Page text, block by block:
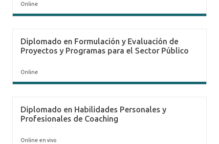
Online
Diplomado en Formulación y Evaluación de
Proyectos y Programas para el Sector Público
Online
Diplomado en Habilidades Personales y
Profesionales de Coaching
Online en vivo